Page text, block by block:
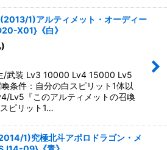
(2013/1)アルティメット・オーディー
X01}《白》
/武装 Lv3 10000 Lv4 15000 Lv5
条件：自分の白スピリット1体以
Lv5『このアルティメットの召喚
ピリット1…
1)究極北斗アポロドラゴン・メ